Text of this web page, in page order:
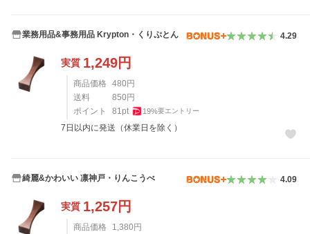
業務用品&事務用品 Krypton・くりぷとん 4.29
実質 1,249円
商品価格 480 円
送料
850 円
ポイント
81pt 19%要エントリー
7日以内に発送（休業日を除く）
綺麗&かわいい 凛神戸・りんこうべ 4.09
実質 1,257円
商品価格 1,380 円